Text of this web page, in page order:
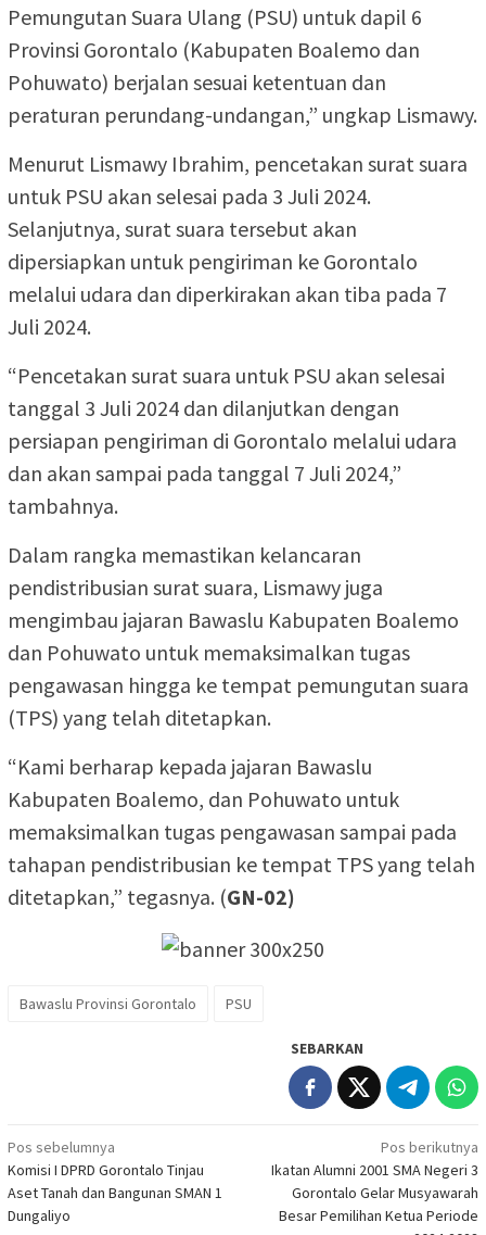
Pemungutan Suara Ulang (PSU) untuk dapil 6
Provinsi Gorontalo (Kabupaten Boalemo dan
Pohuwato) berjalan sesuai ketentuan dan
peraturan perundang-undangan,” ungkap Lismawy.
Menurut Lismawy Ibrahim, pencetakan surat suara
untuk PSU akan selesai pada 3 Juli 2024.
Selanjutnya, surat suara tersebut akan
dipersiapkan untuk pengiriman ke Gorontalo
melalui udara dan diperkirakan akan tiba pada 7
Juli 2024.
“Pencetakan surat suara untuk PSU akan selesai
tanggal 3 Juli 2024 dan dilanjutkan dengan
persiapan pengiriman di Gorontalo melalui udara
dan akan sampai pada tanggal 7 Juli 2024,”
tambahnya.
Dalam rangka memastikan kelancaran
pendistribusian surat suara, Lismawy juga
mengimbau jajaran Bawaslu Kabupaten Boalemo
dan Pohuwato untuk memaksimalkan tugas
pengawasan hingga ke tempat pemungutan suara
(TPS) yang telah ditetapkan.
“Kami berharap kepada jajaran Bawaslu
Kabupaten Boalemo, dan Pohuwato untuk
memaksimalkan tugas pengawasan sampai pada
tahapan pendistribusian ke tempat TPS yang telah
ditetapkan,” tegasnya. (GN-02)
Bawaslu Provinsi Gorontalo PSU
SEBARKAN
Navigasi
pos
Pos sebelumnya
Komisi I DPRD Gorontalo Tinjau
Aset Tanah dan Bangunan SMAN 1
Dungaliyo
Pos berikutnya
Ikatan Alumni 2001 SMA Negeri 3
Gorontalo Gelar Musyawarah
Besar Pemilihan Ketua Periode